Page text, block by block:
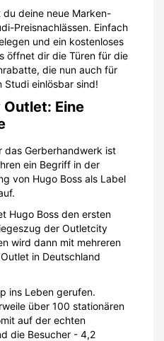
deine neue Marken-
Preisnachlässen. Einfach
und ein kostenloses
öffnet dir die Türen für die
die nun auch für
einlösbar sind!
Outlet: Eine
das Gerberhandwerk ist
ein Begriff in der
von Hugo Boss als Label
Hugo Boss den ersten
der Outletcity
wird dann mit mehreren
in Deutschland
ins Leben gerufen.
über 100 stationären
auf der echten
die Besucher - 4,2